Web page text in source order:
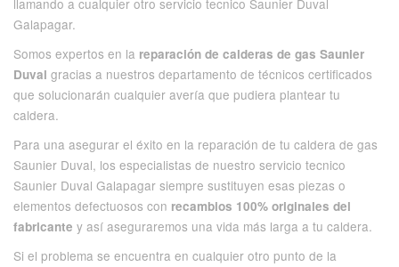
llamando a cualquier otro servicio tecnico Saunier Duval
Galapagar.
Somos expertos en la reparación de calderas de gas Saunier
Duval gracias a nuestros departamento de técnicos certificados
que solucionarán cualquier avería que pudiera plantear tu
caldera.
Para una asegurar el éxito en la reparación de tu caldera de gas
Saunier Duval, los especialistas de nuestro servicio tecnico
Saunier Duval Galapagar siempre sustituyen esas piezas o
elementos defectuosos con recambios 100% originales del
fabricante y así aseguraremos una vida más larga a tu caldera.
Si el problema se encuentra en cualquier otro punto de la